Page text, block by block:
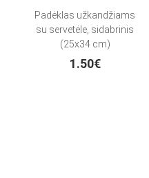
Padėklas užkandžiams
su servetėle, sidabrinis
(25x34 cm)
1.50€